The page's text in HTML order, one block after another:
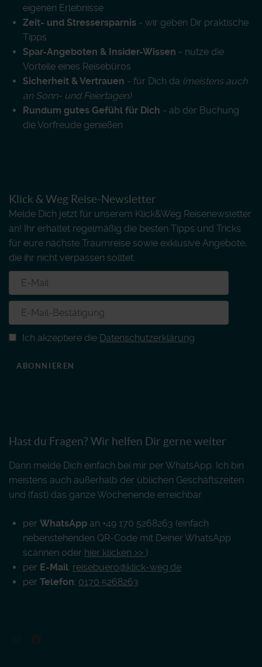
eigenen Erlebnisse
Zeit- und Stressersparnis - wir geben Dir praktische
Tipps
Spar-Angeboten & Insider-Wissen - nutze die
Vorteile eines Reisebüros
Sicherheit & Vertrauen - für Dich da (meistens auch
an Sonn- und Feiertagen)
Rundum gutes Gefühl für Dich - ab der Buchung
die Vorfreude genießen
Klick & Weg Reise-Newsletter
Melde Dich jetzt für unserem Klick&Weg Reisenewsletter
an! Ihr erhaltet regelmäßig die besten Tipps und Tricks
für eure nächste Traumreise sowie exklusive Angebote,
die ihr nicht verpassen solltet.
Ich akzeptiere die Datenschutzerklärung
ABONNIEREN
Hast du Fragen? Wir helfen Dir gerne weiter
Dann melde Dich einfach bei mir per WhatsApp. Ich bin
meistens auch außerhalb der üblichen Geschäftszeiten
und (fast) das ganze Wochenende erreichbar.
per WhatsApp an +49 170 5268263 (einfach
nebenstehenden QR-Code mit Deiner WhatsApp
scannen oder hier klicken >> )
per E-Mail: reisebuero@klick-weg.de
per Telefon: 0170 5268263